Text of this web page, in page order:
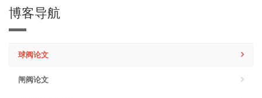
博客导航
球阀论文
闸阀论文